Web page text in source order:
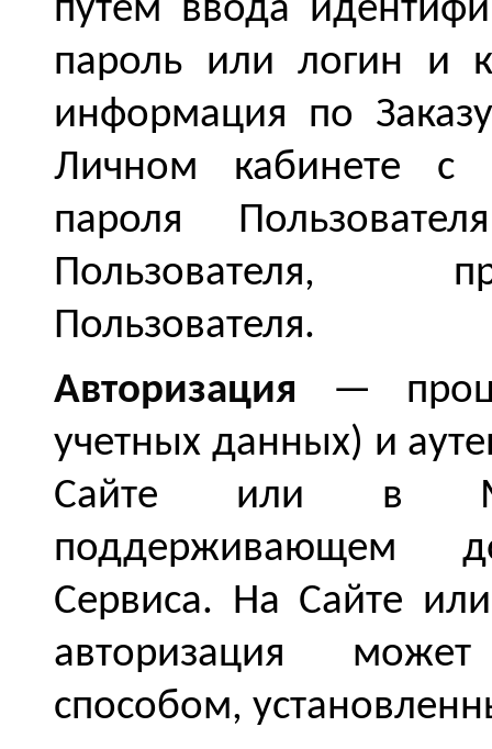
путем ввода
пароль или логин и
информация по
Личном кабинете с
пароля
Пользователя,
Пользователя.
Авторизация —
учетных данных) и
Сайте или в
поддерживающем
Сервиса. На Сайте
авторизация
способом,